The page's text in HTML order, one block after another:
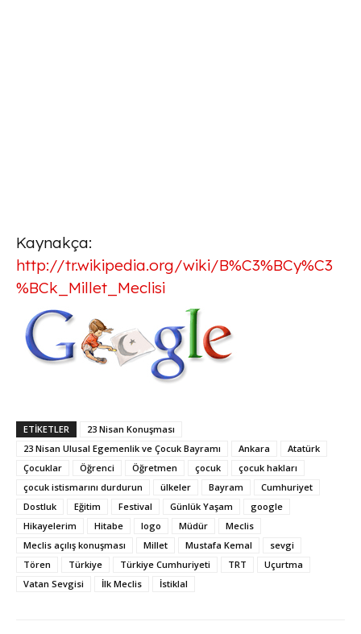
Kaynakça:
http://tr.wikipedia.org/wiki/B%C3%BCy%C3
%BCk_Millet_Meclisi
ETİKETLER
23 Nisan Konuşması
23 Nisan Ulusal Egemenlik ve Çocuk Bayramı
Ankara
Atatürk
Çocuklar
Öğrenci Öğretmen çocuk
çocuk hakları
çocuk istismarını durdurun
ülkeler Bayram
Cumhuriyet
Dostluk
Eğitim Festival Günlük Yaşam
google
Hikayelerim
Hitabe logo Müdür
Meclis
Meclis açılış konuşması
Millet Mustafa Kemal
sevgi
Tören
Türkiye Türkiye Cumhuriyeti TRT
Uçurtma
Vatan Sevgisi
İlk Meclis İstiklal